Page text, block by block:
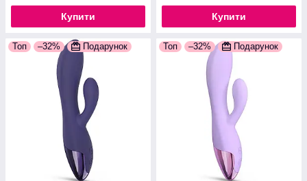
Купити Купити
Топ –32% Подарунок Топ –32% Подарунок